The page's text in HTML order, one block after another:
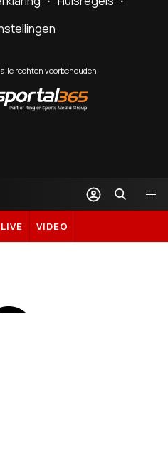
alle rechten voorbehouden.
by
Sportal365
LIVE VIDEO